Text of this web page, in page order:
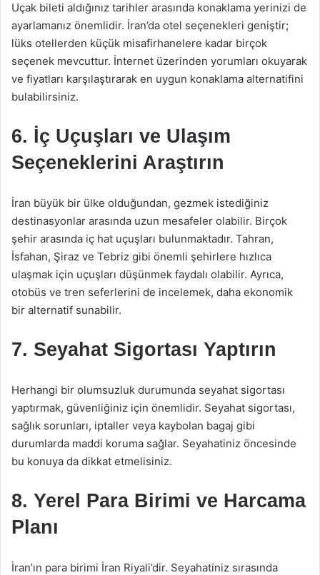
Uçak bileti aldığınız tarihler arasında konaklama yerinizi de
ayarlamanız önemlidir. İran’da otel seçenekleri geniştir;
lüks otellerden küçük misafirhanelere kadar birçok
seçenek mevcuttur. İnternet üzerinden yorumları okuyarak
ve fiyatları karşılaştırarak en uygun konaklama alternatifini
bulabilirsiniz.
6. İç Uçuşları ve Ulaşım
Seçeneklerini Araştırın
İran büyük bir ülke olduğundan, gezmek istediğiniz
destinasyonlar arasında uzun mesafeler olabilir. Birçok
şehir arasında iç hat uçuşları bulunmaktadır. Tahran,
İsfahan, Şiraz ve Tebriz gibi önemli şehirlere hızlıca
ulaşmak için uçuşları düşünmek faydalı olabilir. Ayrıca,
otobüs ve tren seferlerini de incelemek, daha ekonomik
bir alternatif sunabilir.
7. Seyahat Sigortası Yaptırın
Herhangi bir olumsuzluk durumunda seyahat sigortası
yaptırmak, güvenliğiniz için önemlidir. Seyahat sigortası,
sağlık sorunları, iptaller veya kaybolan bagaj gibi
durumlarda maddi koruma sağlar. Seyahatiniz öncesinde
bu konuya da dikkat etmelisiniz.
8. Yerel Para Birimi ve Harcama
Planı
İran’ın para birimi İran Riyali’dir. Seyahatiniz sırasında